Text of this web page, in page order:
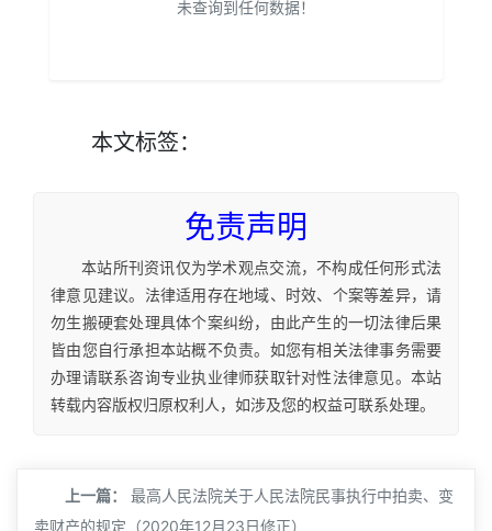
未查询到任何数据！
本文标签：
免责声明
本站所刊资讯仅为学术观点交流，不构成任何形式法
律意见建议。法律适用存在地域、时效、个案等差异，请
勿生搬硬套处理具体个案纠纷，由此产生的一切法律后果
皆由您自行承担本站概不负责。如您有相关法律事务需要
办理请联系咨询专业执业律师获取针对性法律意见。本站
转载内容版权归原权利人，如涉及您的权益可联系处理。
上一篇：
最高人民法院关于人民法院民事执行中拍卖、变
卖财产的规定（2020年12月23日修正）